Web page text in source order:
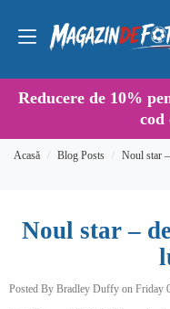
Reducere de 10%
cod
Acasă Blog Posts Noul star
Noul star –
Posted By Bradley Duffy on Friday